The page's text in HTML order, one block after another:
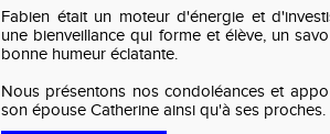
Fabien était un moteur d'énergie et
une bienveillance qui forme et élève, un
bonne humeur éclatante.
Nous présentons nos condoléances et
son épouse Catherine ainsi qu'à ses proches.